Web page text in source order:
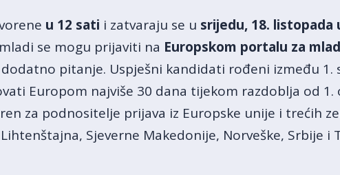
u 12 sati i zatvaraju se u srijedu, 18. listopada
se mogu prijaviti na Europskom portalu za
pitanje. Uspješni kandidati rođeni između 1.
Europom najviše 30 dana tijekom razdoblja od 1.
za podnositelje prijava iz Europske unije i trećih
Sjeverne Makedonije, Norveške, Srbije i